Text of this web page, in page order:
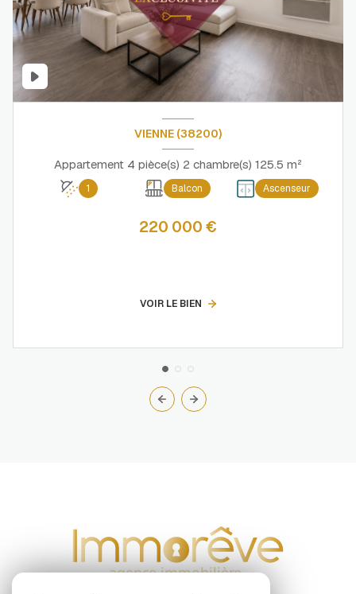
VIENNE (38200)
Appartement 4 pièce(s) 2 chambre(s) 125.5 m²
1 Balcon Ascenseur
220 000 €
VOIR LE BIEN